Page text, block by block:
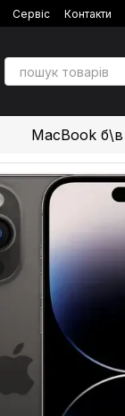
Сервіс Контакти
про магазин
MacBook б\в